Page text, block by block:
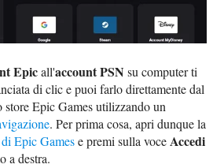
Epicall'account PSN su computer ti
di clic e puoi farlo direttamente dal
Epic Games utilizzando un
. Per prima cosa, apri dunque la
Epic Gamese premi sulla voceAccedi
a destra.